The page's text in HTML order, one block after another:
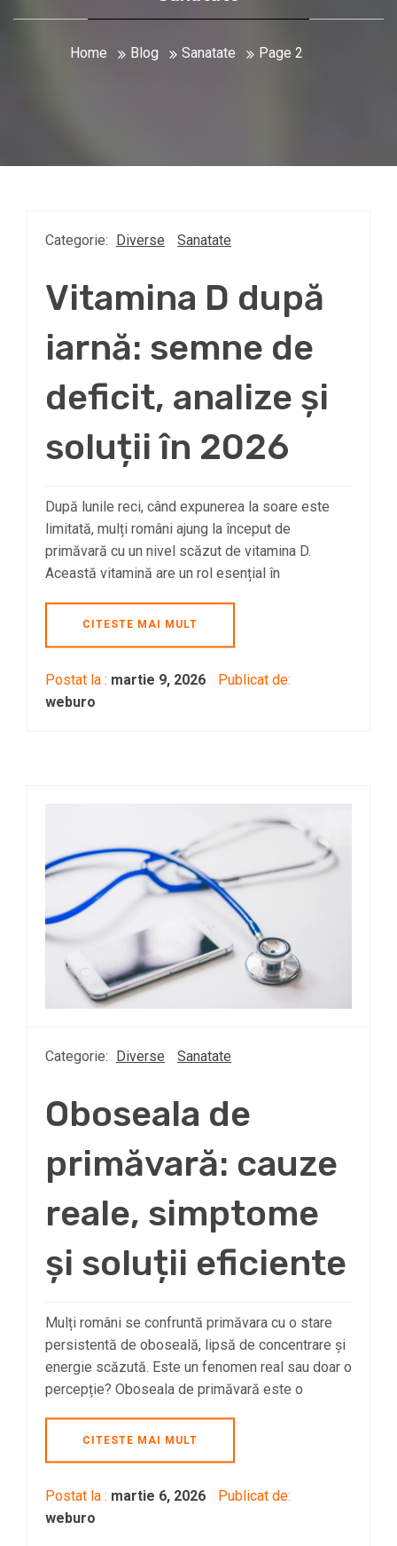
Home Blog Sanatate Page 2
Categorie: Diverse Sanatate
Vitamina D după
iarnă: semne de
deficit, analize și
soluții în 2026
După lunile reci, când expunerea la soare este
limitată, mulți români ajung la început de
primăvară cu un nivel scăzut de vitamina D.
Această vitamină are un rol esențial în
CITESTE MAI MULT
Postat la : martie 9, 2026
Publicat de:
weburo
Categorie: Diverse Sanatate
Oboseala de
primăvară: cauze
reale, simptome
și soluții eficiente
Mulți români se confruntă primăvara cu o stare
persistentă de oboseală, lipsă de concentrare și
energie scăzută. Este un fenomen real sau doar o
percepție? Oboseala de primăvară este o
CITESTE MAI MULT
Postat la : martie 6, 2026
Publicat de:
weburo